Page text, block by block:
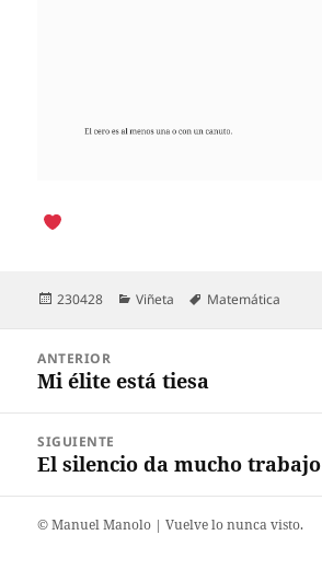
Publicado
230428 Categorías
Viñeta Etiquetas
Matemática
entradas
ANTERIOR
Entrada
Mi élite está tiesa
SIGUIENTE
Entrada
siguiente:
El silencio da mucho trabajo
©️ Manuel Manolo | Vuelve lo nunca visto.